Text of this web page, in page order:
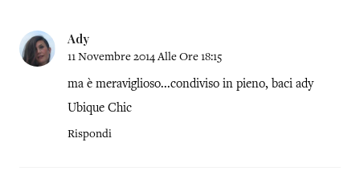
Ady
11 Novembre 2014 Alle Ore 18:15
ma è meraviglioso...condiviso in pieno, baci ady
Ubique Chic
Rispondi